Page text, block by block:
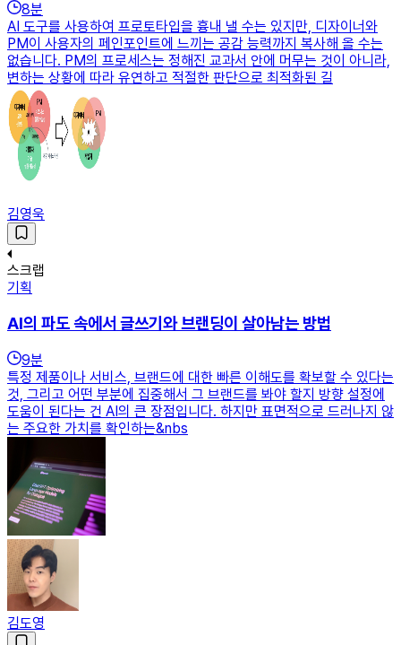
8분
AI 도구를 사용하여 프로토타입을 흉내 낼 수는 있지만, 디자이너와
PM이 사용자의 페인포인트에 느끼는 공감 능력까지 복사해 올 수는
없습니다. PM의 프로세스는 정해진 교과서 안에 머무는 것이 아니라,
변하는 상황에 따라 유연하고 적절한 판단으로 최적화된 길
김영욱
스크랩
기획
AI의 파도 속에서 글쓰기와 브랜딩이 살아남는 방법
9분
특정 제품이나 서비스, 브랜드에 대한 빠른 이해도를 확보할 수 있다는
것, 그리고 어떤 부분에 집중해서 그 브랜드를 봐야 할지 방향 설정에
도움이 된다는 건 AI의 큰 장점입니다. 하지만 표면적으로 드러나지 않
는 주요한 가치를 확인하는&nbs
김도영